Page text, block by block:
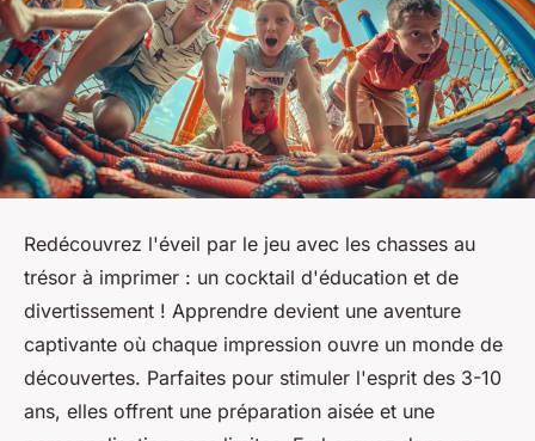
Redécouvrez l'éveil par le jeu avec les chasses au
trésor à imprimer : un cocktail d'éducation et de
divertissement ! Apprendre devient une aventure
captivante où chaque impression ouvre un monde de
découvertes. Parfaites pour stimuler l'esprit des 3-10
ans, elles offrent une préparation aisée et une